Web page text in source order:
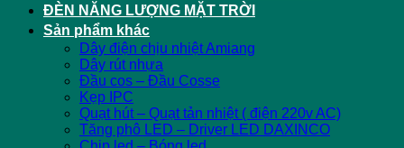
ĐÈN NĂNG LƯỢNG MẶT TRỜI
Sản phẩm khác
Dây điện chịu nhiệt Amiang
Dây rút nhựa
Đầu cos – Đầu Cosse
Kẹp IPC
Quạt hút – Quạt tản nhiệt ( điện 220v AC)
Tăng phô LED – Driver LED DAXINCO